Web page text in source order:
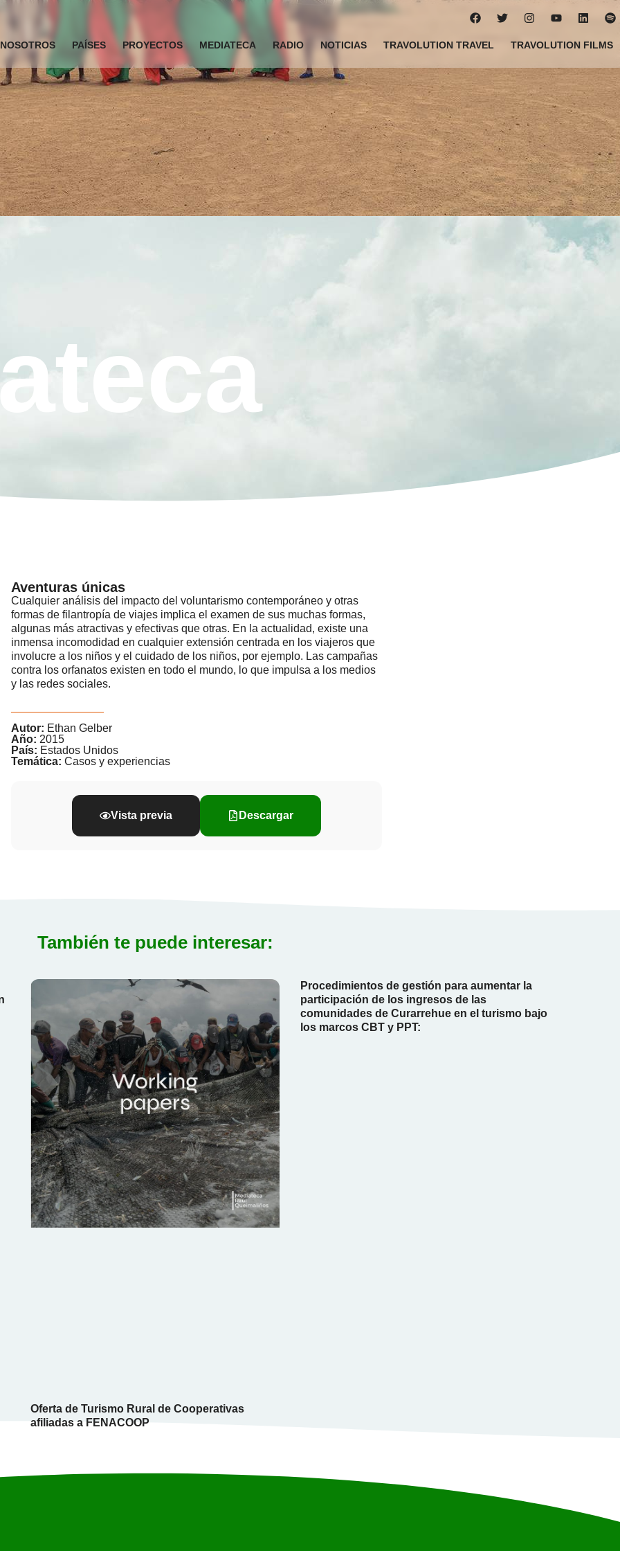
NOSOTROS PAÍSES PROYECTOS MEDIATECA RADIO NOTICIAS TRAVOLUTION TRAVEL TRAVOLUTION FILMS
Aventuras únicas
Cualquier análisis del impacto del voluntarismo contemporáneo y otras
formas de filantropía de viajes implica el examen de sus muchas formas,
algunas más atractivas y efectivas que otras. En la actualidad, existe una
inmensa incomodidad en cualquier extensión centrada en los viajeros que
involucre a los niños y el cuidado de los niños, por ejemplo. Las campañas
contra los orfanatos existen en todo el mundo, lo que impulsa a los medios
y las redes sociales.
Autor: Ethan Gelber
Año: 2015
País: Estados Unidos
Temática: Casos y experiencias
Vista previa Descargar
También te puede interesar:
Oferta de Turismo Rural de Cooperativas
afiliadas a FENACOOP
Procedimientos de gestión para aumentar la
participación de los ingresos de las
comunidades de Curarrehue en el turismo bajo
los marcos CBT y PPT: